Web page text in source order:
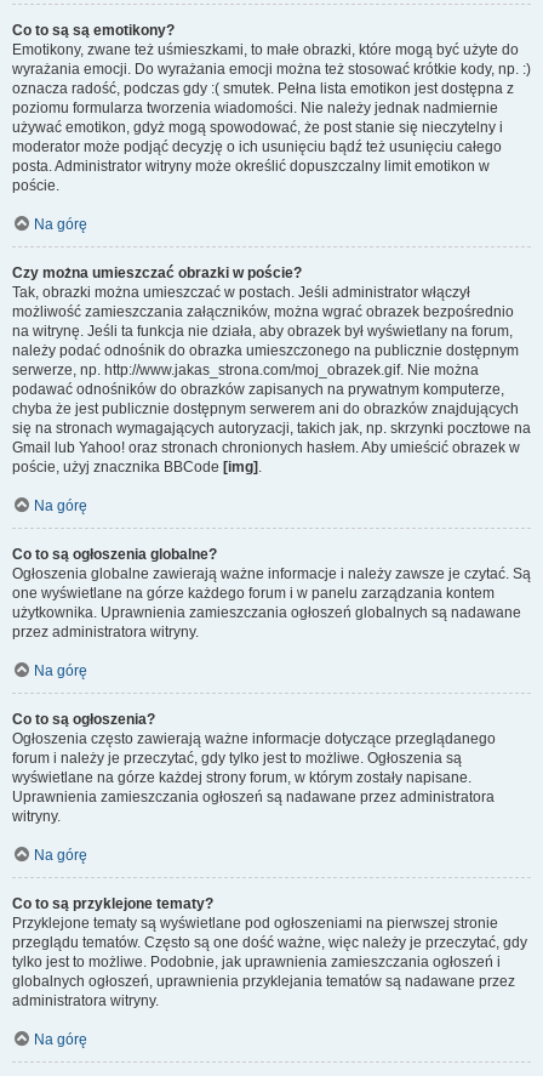
Co to są są emotikony?
Emotikony, zwane też uśmieszkami, to małe obrazki, które mogą być użyte do
wyrażania emocji. Do wyrażania emocji można też stosować krótkie kody, np. :)
oznacza radość, podczas gdy :( smutek. Pełna lista emotikon jest dostępna z
poziomu formularza tworzenia wiadomości. Nie należy jednak nadmiernie
używać emotikon, gdyż mogą spowodować, że post stanie się nieczytelny i
moderator może podjąć decyzję o ich usunięciu bądź też usunięciu całego
posta. Administrator witryny może określić dopuszczalny limit emotikon w
poście.
Na górę
Czy można umieszczać obrazki w poście?
Tak, obrazki można umieszczać w postach. Jeśli administrator włączył
możliwość zamieszczania załączników, można wgrać obrazek bezpośrednio
na witrynę. Jeśli ta funkcja nie działa, aby obrazek był wyświetlany na forum,
należy podać odnośnik do obrazka umieszczonego na publicznie dostępnym
serwerze, np. http://www.jakas_strona.com/moj_obrazek.gif. Nie można
podawać odnośników do obrazków zapisanych na prywatnym komputerze,
chyba że jest publicznie dostępnym serwerem ani do obrazków znajdujących
się na stronach wymagających autoryzacji, takich jak, np. skrzynki pocztowe na
Gmail lub Yahoo! oraz stronach chronionych hasłem. Aby umieścić obrazek w
poście, użyj znacznika BBCode [img] .
Na górę
Co to są ogłoszenia globalne?
Ogłoszenia globalne zawierają ważne informacje i należy zawsze je czytać. Są
one wyświetlane na górze każdego forum i w panelu zarządzania kontem
użytkownika. Uprawnienia zamieszczania ogłoszeń globalnych są nadawane
przez administratora witryny.
Na górę
Co to są ogłoszenia?
Ogłoszenia często zawierają ważne informacje dotyczące przeglądanego
forum i należy je przeczytać, gdy tylko jest to możliwe. Ogłoszenia są
wyświetlane na górze każdej strony forum, w którym zostały napisane.
Uprawnienia zamieszczania ogłoszeń są nadawane przez administratora
witryny.
Na górę
Co to są przyklejone tematy?
Przyklejone tematy są wyświetlane pod ogłoszeniami na pierwszej stronie
przeglądu tematów. Często są one dość ważne, więc należy je przeczytać, gdy
tylko jest to możliwe. Podobnie, jak uprawnienia zamieszczania ogłoszeń i
globalnych ogłoszeń, uprawnienia przyklejania tematów są nadawane przez
administratora witryny.
Na górę